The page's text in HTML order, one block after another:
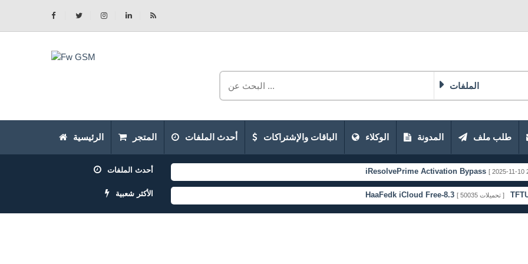
الملفات
الرئيسية المتجر أحدث الملفات الباقات والإشتراكات الوكلاء المدونة طلب ملف
أحدث الملفات iResolvePrime Activation Bypass [ 2025-11-10
الأكثر شعبية HaaFedk iCloud Free-8.3 [ 50035 تحميلات ]